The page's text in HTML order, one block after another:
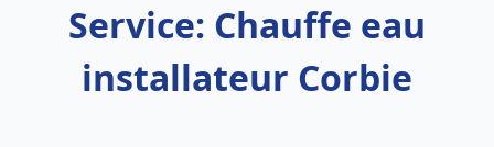
Service: Chauffe eau
installateur Corbie